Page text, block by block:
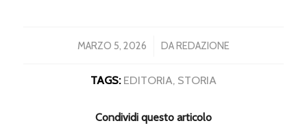
MARZO 5, 2026
/ DAREDAZIONE
TAGS: EDITORIA, STORIA
Condividi questo articolo